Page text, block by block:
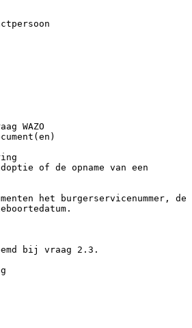
WAZO
of de opname van een
het burgerservicenummer, de
bij vraag 2.3.